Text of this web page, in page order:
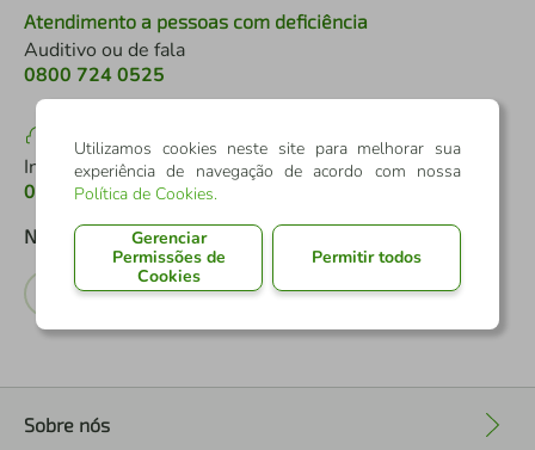
Atendimento a pessoas com deficiência
Auditivo ou de fala
0800 724 0525
SAC
Informações, elogios e reclamações
0800 724 7220
Nossas Redes Sociais
Sobre nós
Utilizamos cookies neste site para melhorar sua
experiência de navegação de acordo com nossa
Política de Cookies.
Gerenciar
Permissões de
Cookies
Permitir todos